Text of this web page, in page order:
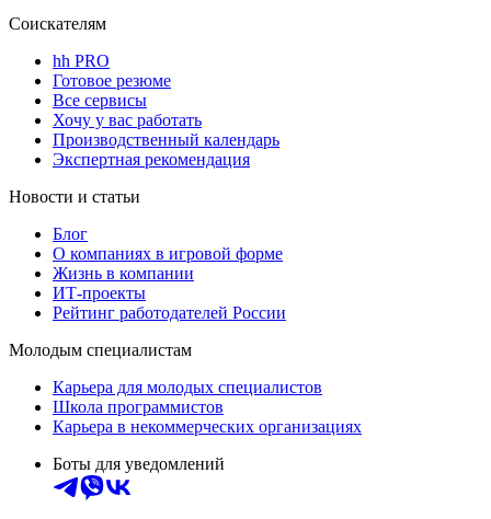
Соискателям
hh PRO
Готовое резюме
Все сервисы
Хочу у вас работать
Производственный календарь
Экспертная рекомендация
Новости и статьи
Блог
О компаниях в игровой форме
Жизнь в компании
ИТ-проекты
Рейтинг работодателей России
Молодым специалистам
Карьера для молодых специалистов
Школа программистов
Карьера в некоммерческих организациях
Боты для уведомлений